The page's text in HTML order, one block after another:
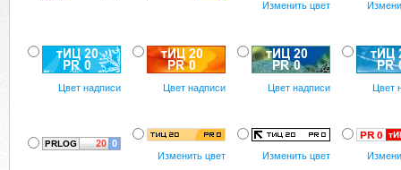
Изменить цвет
Цвет надписи Цвет надписи Цвет надписи Цвет
Изменить цвет Изменить цвет